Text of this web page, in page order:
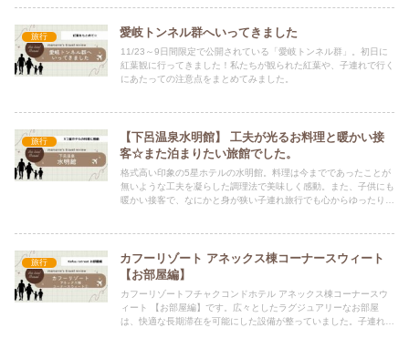
旅行 愛岐トンネル群へいってきました
11/23～9日間限定で公開されている「愛岐トンネル群」。初日に
紅葉観に行ってきました！私たちが観られた紅葉や、子連れで行く
にあたっての注意点をまとめてみました。
旅行
【下呂温泉水明館】 工夫が光るお料理と暖かい接
客☆また泊まりたい旅館でした。
格式高い印象の5星ホテルの水明館。料理は今までであったことが
無いような工夫を凝らした調理法で美味しく感動。また、子供にも
暖かい接客で、なにかと身が狭い子連れ旅行でも心からゆったり過
旅行
カフーリゾート アネックス棟コーナースウィート
【お部屋編】
カフーリゾートフチャクコンドホテル アネックス棟コーナースウ
ィート 【お部屋編】です。広々としたラグジュアリーなお部屋
は、快適な長期滞在を可能にした設備が整っていました。子連れで